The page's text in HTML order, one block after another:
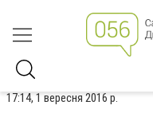
17:14, 1 вересня 2016 р.